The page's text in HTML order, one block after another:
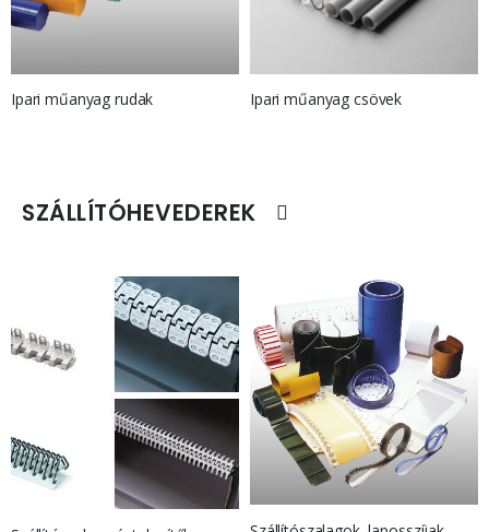
Ipari műanyag rudak Ipari műanyag csövek
SZÁLLÍTÓHEVEDEREK